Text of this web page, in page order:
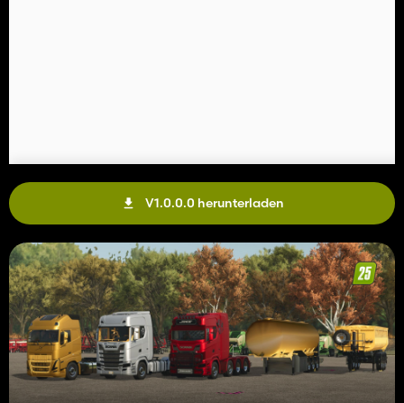
V1.0.0.0 herunterladen